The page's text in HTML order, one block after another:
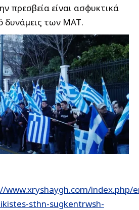
πρεσβεία είναι ασφυκτικά
δυνάμεις των ΜΑΤ.
www.xryshaygh.com/index.php/
sthn-sugkentrwsh-